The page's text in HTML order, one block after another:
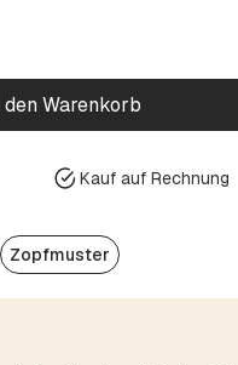
den Warenkorb
Kauf auf Rechnung
Zopfmuster